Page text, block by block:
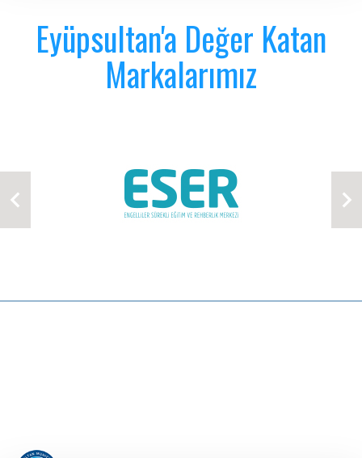
Eyüpsultan'a Değer Katan
Markalarımız